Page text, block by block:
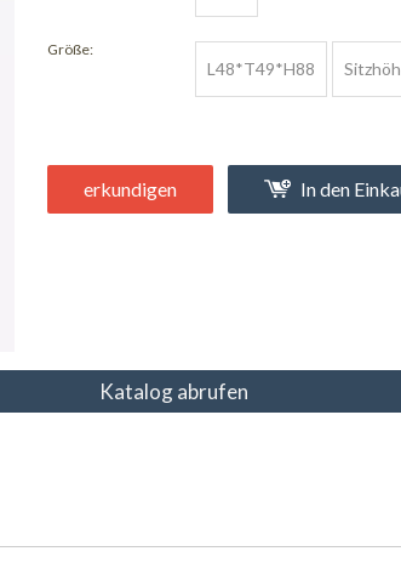
Größe:
L48*T49*H88
erkundigen In den
Katalog abrufen